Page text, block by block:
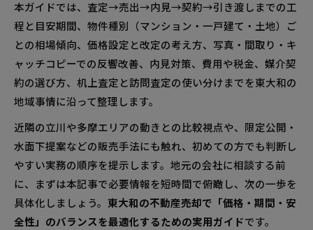
写真や間取り・キャッチコピーで反響アップ！
東大和の不動産売却で魅力を伝えるコツ
東大和で不動産売却する際にかかる費用と税金の内
訳をすっきり解説
東大和の不動産売却で必要な諸費用の内容と支
東大和で不動産売却する際によくある悩みと最適な
解決策をまるごと紹介
できるだけ高く売りたい！東大和の不動産売却
で優先すべきポイント
早く現金化したい！東大和の不動産売却で買取
本ガイドでは、査定→売出→内見→契約→引き渡しまでの工
程と目安期間、物件種別（マンション・一戸建て・土地）ご
との相場傾向、価格設定と改定の考え方、写真・間取り・キ
ャッチコピーでの反響改善、内見対策、費用や税金、媒介契
約の選び方、机上査定と訪問査定の使い分けまでを東大和の
地域事情に沿って整理します。
近隣の立川や多摩エリアの動きとの比較視点や、限定公開・
水面下提案などの販売手法にも触れ、初めての方でも判断し
やすい実務の順序を提示します。地元の会社に相談する前
に、まずは本記事で必要情報を短時間で俯瞰し、次の一歩を
具体化しましょう。 東大和の不動産売却で「価格・期間・安
全性」のバランスを最適化するための実用ガイドです。